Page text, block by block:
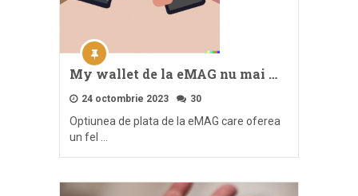
My wallet de la eMAG nu mai …
24 octombrie 2023 30
Optiunea de plata de la eMAG care oferea
un fel …